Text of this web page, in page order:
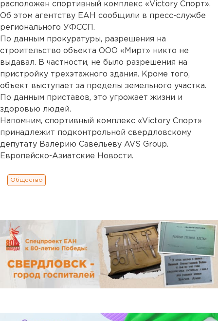
расположен спортивный комплекс «Victory Спорт».
Об этом агентству ЕАН сообщили в пресс-службе
регионального УФССП.
По данным прокуратуры, разрешения на
строительство объекта ООО «Мирт» никто не
выдавал. В частности, не было разрешения на
пристройку трехэтажного здания. Кроме того,
объект выступает за пределы земельного участка.
По данным приставов, это угрожает жизни и
здоровью людей.
Напомним, спортивный комплекс «Victory Спорт»
принадлежит подконтрольной свердловскому
депутату Валерию Савельеву AVS Group.
Европейско-Азиатские Новости.
Общество